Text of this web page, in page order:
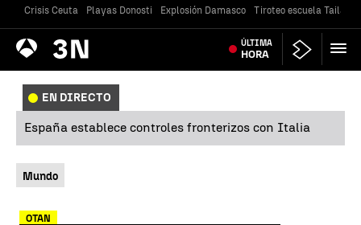
Crisis Ceuta Playas Donosti Explosión Damasco Tiroteo escuela
Antena
3 Noticias ÚLTIMA
HORA
EN DIRECTO
España establece controles fronterizos con Italia
Mundo
OTAN